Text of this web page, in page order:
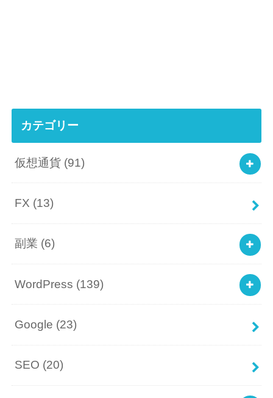
カテゴリー
仮想通貨 (91)
FX (13)
副業 (6)
WordPress (139)
Google (23)
SEO (20)